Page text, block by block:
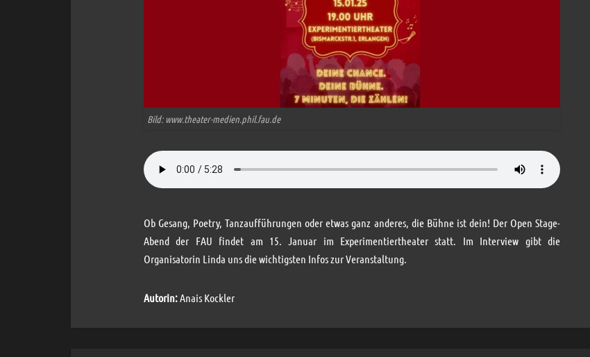
Bild: www.theater-medien.phil.fau.de
Ob Gesang, Poetry, Tanzaufführungen oder etwas ganz anderes, die Bühne ist dein! Der Open Stage-
Abend der FAU findet am 15. Januar im Experimentiertheater statt. Im Interview gibt die
Organisatorin Linda uns die wichtigsten Infos zur Veranstaltung.
Autorin:Anais Kockler